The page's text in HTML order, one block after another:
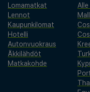
Lomamatkat
Lennot
Kaupunkilomat
Hotelli
Autonvuokraus
Äkkilähdöt
Matkakohde